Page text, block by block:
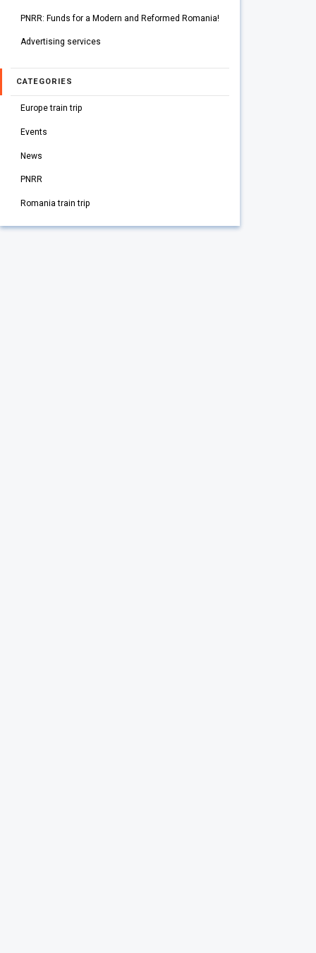
PNRR: Funds for a Modern and Reformed Romania!
Advertising services
CATEGORIES
Europe train trip
Events
News
PNRR
Romania train trip